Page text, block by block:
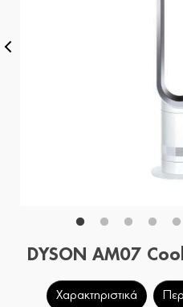
DYSON AM07
Χαρακτηριστικά